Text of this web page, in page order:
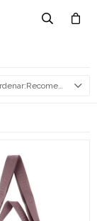
Recomendados